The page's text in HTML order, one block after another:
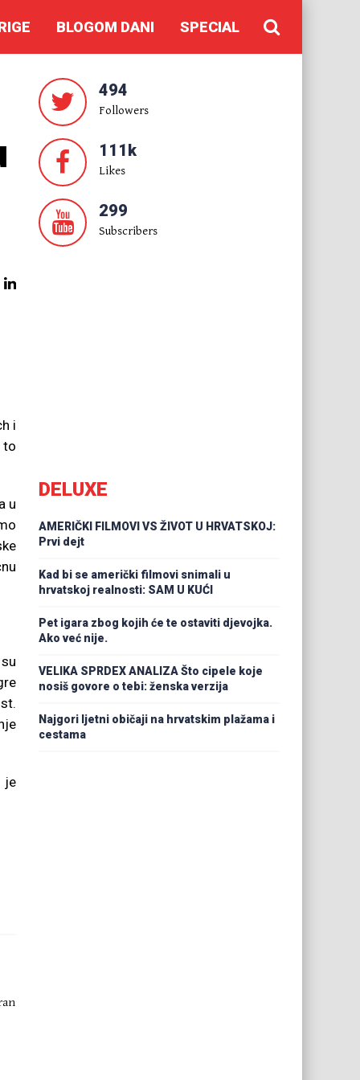
BLOGOM DANI SPECIAL
i
to
u
je
494
Followers
111k
Likes
299
Subscribers
DELUXE
AMERIČKI FILMOVI VS ŽIVOT U HRVATSKOJ:
Prvi dejt
Kad bi se američki filmovi snimali u
hrvatskoj realnosti: SAM U KUĆI
Pet igara zbog kojih će te ostaviti djevojka.
Ako već nije.
VELIKA SPRDEX ANALIZA Što cipele koje
nosiš govore o tebi: ženska verzija
Najgori ljetni običaji na hrvatskim plažama i
cestama